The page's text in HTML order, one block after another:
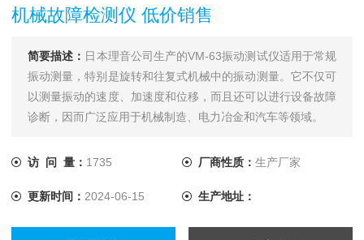
机械故障检测仪 低价销售
简要描述： 日本理音公司生产的VM-63振动测试仪适用于常规
振动测量，特别是旋转和往复式机械中的振动测量。它不仅可
以测量振动的速度、加速度和位移，而且还可以进行设备故障
诊断，因而广泛应用于机械制造、电力冶金和汽车等领域。
访 问 量： 1735 厂商性质： 生产厂家
更新时间： 2024-06-15 生产地址：